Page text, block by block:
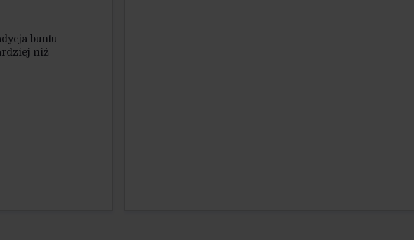
buntu
niż